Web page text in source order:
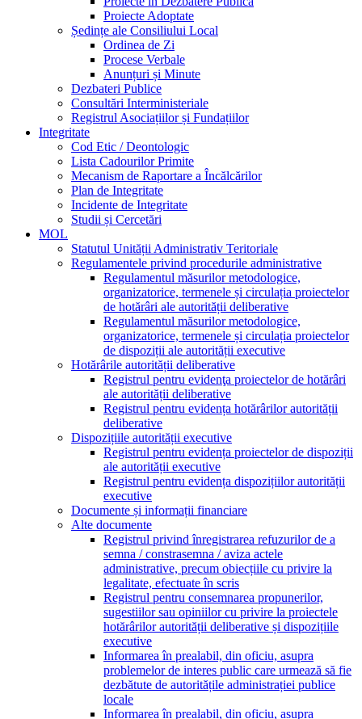
Proiecte Adoptate
Ședințe ale Consiliului Local
Ordinea de Zi
Procese Verbale
Anunțuri și Minute
Dezbateri Publice
Consultări Interministeriale
Registrul Asociațiilor și Fundațiilor
Integritate
Cod Etic / Deontologic
Lista Cadourilor Primite
Mecanism de Raportare a Încălcărilor
Plan de Integritate
Incidente de Integritate
Studii și Cercetări
MOL
Statutul Unității Administrativ Teritoriale
Regulamentele privind procedurile administrative
Regulamentul măsurilor metodologice,
organizatorice, termenele și circulația proiectelor
de hotărâri ale autorității deliberative
Regulamentul măsurilor metodologice,
organizatorice, termenele și circulația proiectelor
de dispoziții ale autorității executive
Hotărârile autorității deliberative
Registrul pentru evidenţa proiectelor de hotărâri
ale autorității deliberative
Registrul pentru evidența hotărârilor autorității
deliberative
Dispozițiile autorității executive
Registrul pentru evidența proiectelor de dispoziții
ale autorității executive
Registrul pentru evidența dispozițiilor autorității
executive
Documente și informații financiare
Alte documente
Registrul privind înregistrarea refuzurilor de a
semna / constrasemna / aviza actele
administrative, precum obiecțiile cu privire la
legalitate, efectuate în scris
Registrul pentru consemnarea propunerilor,
sugestiilor sau opiniilor cu privire la proiectele
hotărârilor autorității deliberative și dispozițiile
executive
Informarea în prealabil, din oficiu, asupra
problemelor de interes public care urmează să fie
dezbătute de autoritățile administrației publice
locale
Informarea în prealabil, din oficiu, asupra